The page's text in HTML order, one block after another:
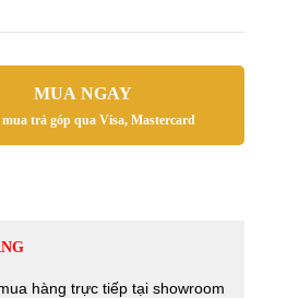
MUA NGAY
mua trả góp qua Visa, Mastercard
hàng trực tiếp tại showroom